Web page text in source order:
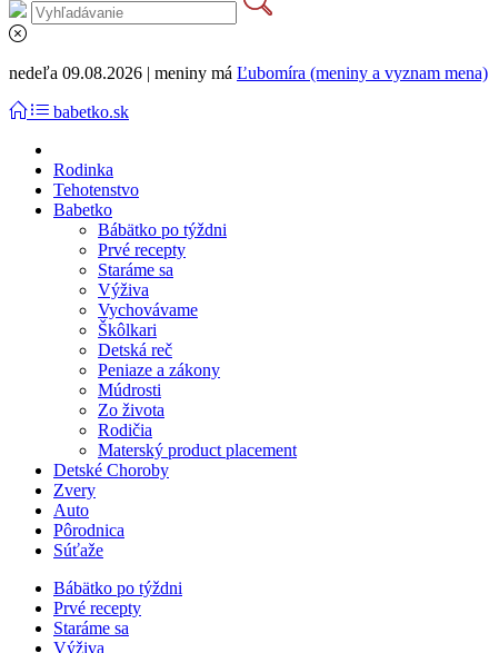
nedeľa 09.08.2026 | meniny má Ľubomíra (meniny a vyznam mena)
babetko.sk
Rodinka
Tehotenstvo
Babetko
Bábätko po týždni
Prvé recepty
Staráme sa
Výživa
Vychovávame
Škôlkari
Detská reč
Peniaze a zákony
Múdrosti
Zo života
Rodičia
Materský product placement
Detské Choroby
Zvery
Auto
Pôrodnica
Súťaže
Bábätko po týždni
Prvé recepty
Staráme sa
Výživa